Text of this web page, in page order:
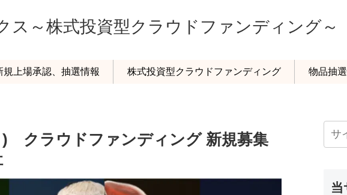
ス～株式投資型クラウドファンディング～
規上場承認、抽選情報 株式投資型クラウドファンディング 物品抽
クラウドファンディング 新規募集